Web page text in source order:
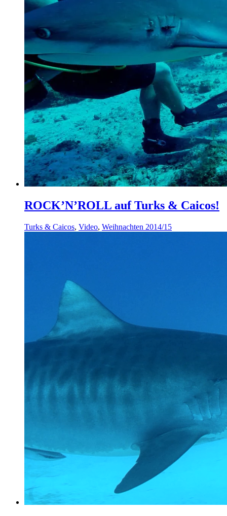
ROCK’N’ROLL auf Turks & Caicos!
Turks & Caicos, Video, Weihnachten 2014/15